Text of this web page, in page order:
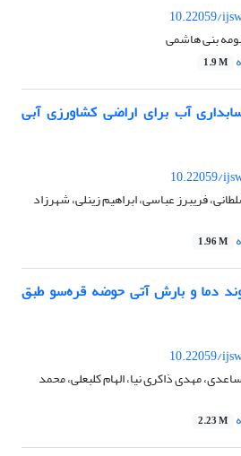
10.22059/
بنی هاشمی
1.9 M
آب برای اراضی کشاورزی آبی
10.22059/
فریبرز عباسی، ابراهیم زینلی، شهرزاد
1.96 M
دما و بارش آتی حوضه قره‌سو طبق
10.22059/
مهدی ذاکری نیا، الهام کلبعلی، محمد
2.23 M